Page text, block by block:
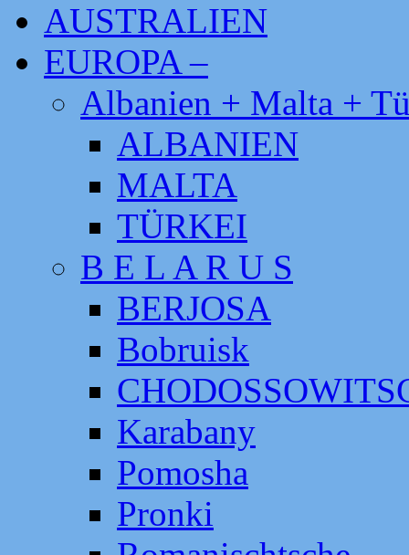
AUSTRALIEN
EUROPA –
Albanien + Malta +
ALBANIEN
MALTA
TÜRKEI
B E L A R U S
BERJOSA
Bobruisk
Karabany
Pomosha
Pronki